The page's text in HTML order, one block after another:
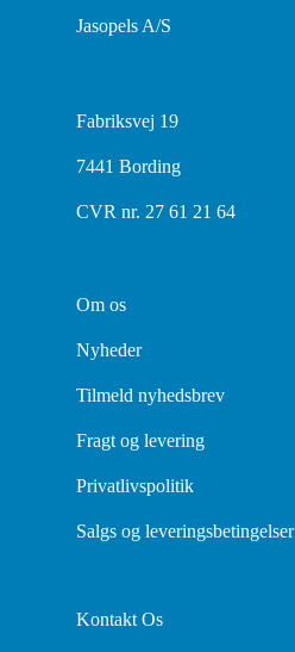
Jasopels A/S
Fabriksvej 19
7441 Bording
CVR nr. 27 61 21 64
Om os
Nyheder
Tilmeld nyhedsbrev
Fragt og levering
Privatlivspolitik
Salgs og leveringsbetingelser
Kontakt Os